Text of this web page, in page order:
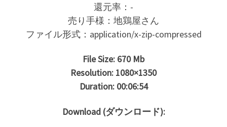
還元率：-
売り手様：地鶏屋さん
ファイル形式：application/x-zip-compressed
File Size: 670 Mb
Resolution: 1080×1350
Duration: 00:06:54
Download (ダウンロード):